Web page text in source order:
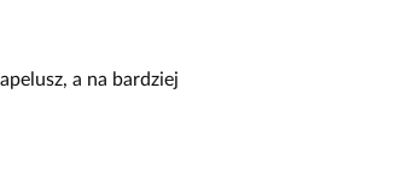
a na bardziej